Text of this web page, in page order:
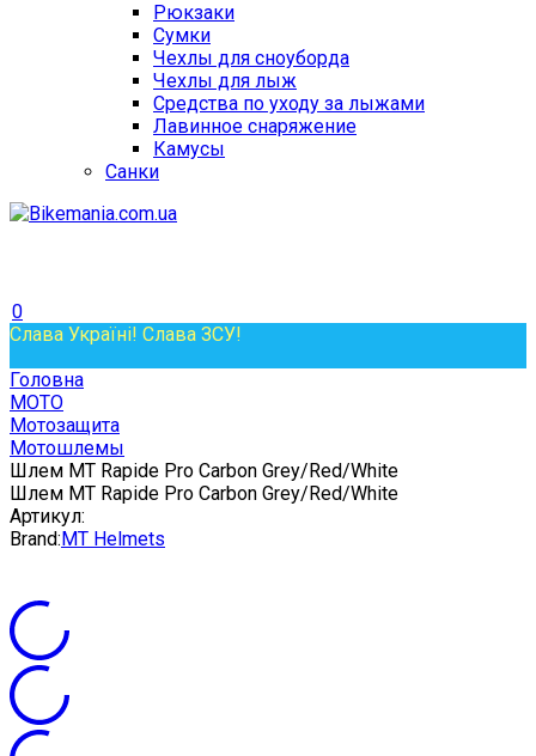
Рюкзаки
Сумки
Чехлы для сноуборда
Чехлы для лыж
Средства по уходу за лыжами
Лавинное снаряжение
Камусы
Санки
0
Слава Україні! Слава ЗСУ!
Головна
МОТО
Мотозащита
Мотошлемы
Шлем MT Rapide Pro Carbon Grey/Red/White
Шлем MT Rapide Pro Carbon Grey/Red/White
Артикул:
Brand:MT Helmets